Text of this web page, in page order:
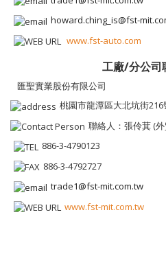
howard.ching_is@fst-
www.fst-auto.com
工廠/分公司
匯聖實業股份有限公司
桃園市龍潭區大北坑街216
聯絡人：張伶萁 (
886-3-4790123
886-3-4792727
trade1@fst-mit.com.tw
www.fst-mit.com.tw